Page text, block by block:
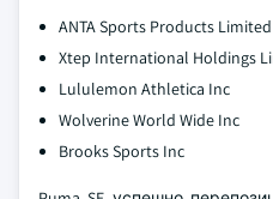
ANTA Sports Products Limited
Xtep International Holdings
Lululemon Athletica Inc
Wolverine World Wide Inc
Brooks Sports Inc